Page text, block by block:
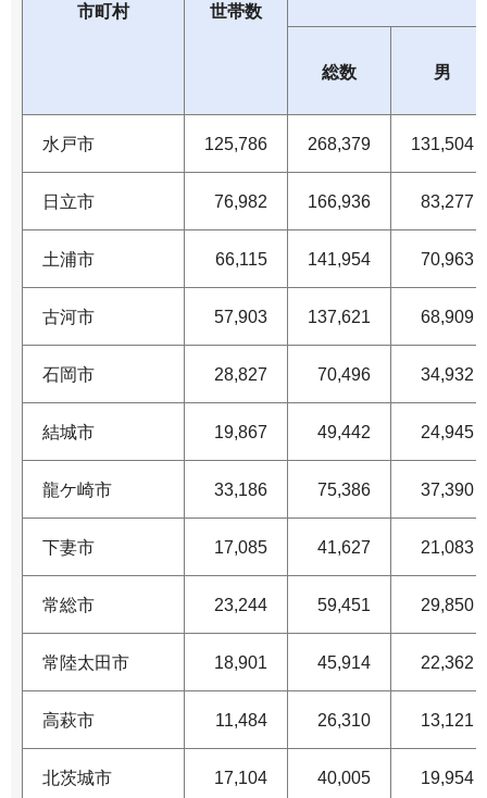
市町村 世帯数
総数 男
水戸市 125,786 268,379 131,504
日立市 76,982 166,936 83,277
土浦市 66,115 141,954 70,963
古河市 57,903 137,621 68,909
石岡市 28,827 70,496 34,932
結城市 19,867 49,442 24,945
龍ケ崎市 33,186 75,386 37,390
下妻市 17,085 41,627 21,083
常総市 23,244 59,451 29,850
常陸太田市 18,901 45,914 22,362
高萩市 11,484 26,310 13,121
北茨城市 17,104 40,005 19,954